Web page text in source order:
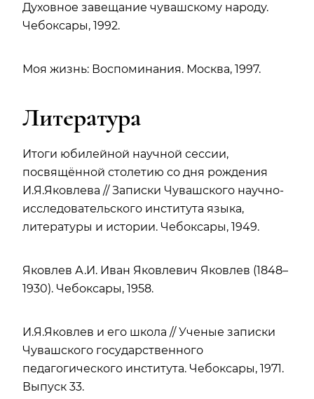
Духовное завещание чувашскому народу.
Чебоксары, 1992.
Моя жизнь: Воспоминания. Москва, 1997.
Литература
Итоги юбилейной научной сессии,
посвящённой столетию со дня рождения
И.Я.Яковлева // Записки Чувашского научно-
исследовательского института языка,
литературы и истории. Чебоксары, 1949.
Яковлев А.И. Иван Яковлевич Яковлев (1848–
1930). Чебоксары, 1958.
И.Я.Яковлев и его школа // Ученые записки
Чувашского государственного
педагогического института. Чебоксары, 1971.
Выпуск 33.